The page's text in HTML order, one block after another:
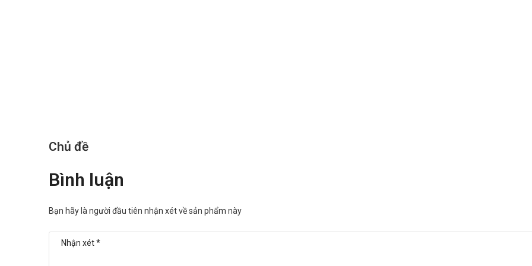
Chủ đề
Bình luận
Bạn hãy là người đầu tiên nhận xét về sản phẩm này